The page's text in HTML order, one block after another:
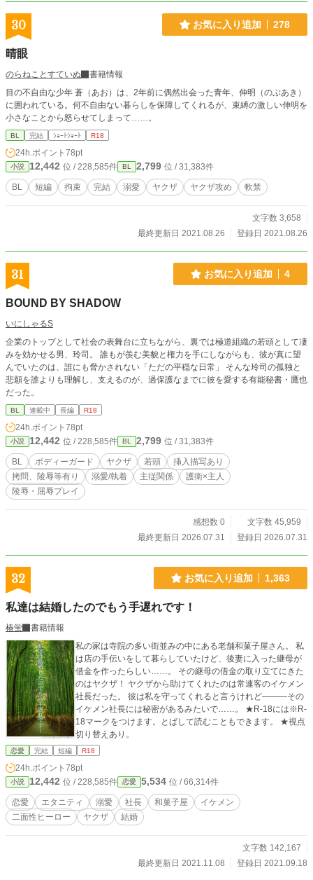
30 お気に入り追加 278
晴眼
のらねことすていぬ
書籍情報
目の不自由な少年 蒼（あお）は、2年前に偶然出会った青年、伸明（のぶあき）
に囲われている。何不自由ない暮らしを保障してくれるが、束縛の激しい伸明を
小さなことから怒らせてしまって……。
BL 完結 ｼｮｰﾄｼｮｰﾄ R18
24h.ポイント 78pt
小説 12,442 位 / 228,585件 BL 2,799 位 / 31,383件
BL 短編 拘束 完結 溺愛 ヤクザ ヤクザ攻め 軟禁
文字数 3,658
最終更新日 2021.08.26
登録日 2021.08.26
31 お気に入り追加 4
BOUND BY SHADOW
いにしゃるS
企業のトップとして社会の表舞台に立ちながら、裏では極道組織の若頭として凄
みを効かせる男、玲司。 誰もが羨む美貌と権力を手にしながらも、彼が真に望
んでいたのは、誰にも脅かされない「ただの平穏な日常」 そんな玲司の孤独と
悲願を誰よりも理解し、支えるのが、過保護なまでに彼を愛する有能秘書・鷹也
だった。
BL 連載中 長編 R18
24h.ポイント 78pt
小説 12,442 位 / 228,585件 BL 2,799 位 / 31,383件
BL ボディーガード ヤクザ 若頭
挿入描写あり
拷問、陵辱等有り
溺愛/執着 主従関係
護衛×主人
陵辱・屈辱プレイ
感想数 0
文字数 45,959
最終更新日 2026.07.31
登録日 2026.07.31
32 お気に入り追加 1,363
私達は結婚したのでもう手遅れです！
椿蛍
書籍情報
私の家は寺院の多い街並みの中にある老舗和菓子屋さん。 私
は店の手伝いをして暮らしていたけど、後妻に入った継母が
借金を作ったらしい……。 その継母の借金の取り立てにきた
のはヤクザ！ ヤクザから助けてくれたのは常連客のイケメン
社長だった。 彼は私を守ってくれると言うけれど―――その
イケメン社長には秘密があるみたいで……。 ★R-18には※R-
18マークをつけます。とばして読むこともできます。 ★視点
切り替えあり。
恋愛 完結 短編 R18
24h.ポイント 78pt
小説 12,442 位 / 228,585件 恋愛 5,534 位 / 66,314件
恋愛 エタニティ 溺愛 社長 和菓子屋
イケメン
二面性ヒーロー
ヤクザ 結婚
文字数 142,167
最終更新日 2021.11.08
登録日 2021.09.18